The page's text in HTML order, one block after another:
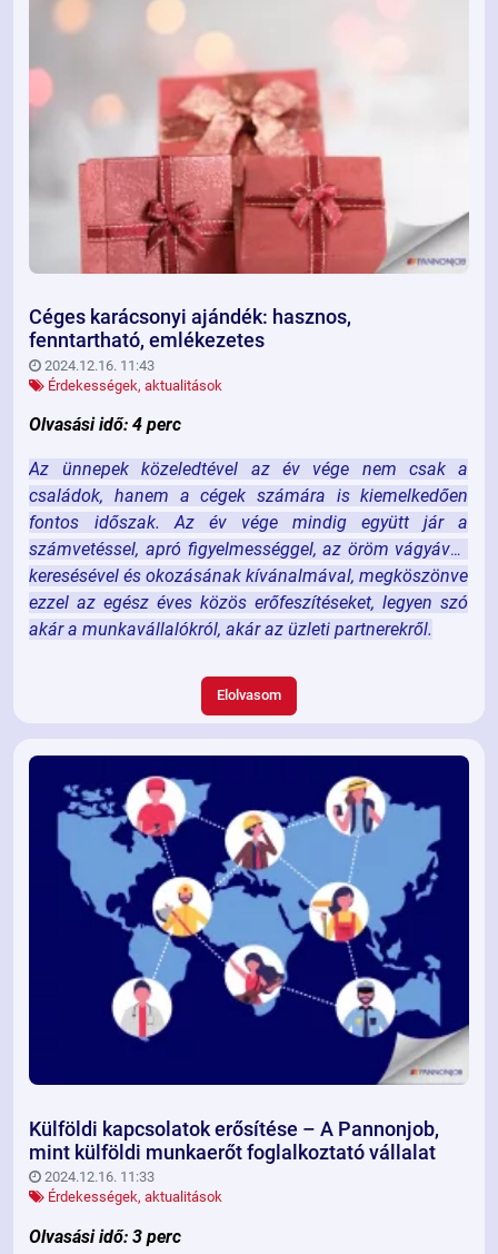
Céges karácsonyi ajándék: hasznos,
fenntartható, emlékezetes
2024.12.16. 11:43
Érdekességek, aktualitások
Olvasási idő: 4 perc
Az ünnepek közeledtével az év vége nem csak a
családok, hanem a cégek számára is kiemelkedően
fontos időszak. Az év vége mindig együtt jár a
számvetéssel, apró figyelmességgel, az öröm vágyával,
keresésével és okozásának kívánalmával, megköszönve
ezzel az egész éves közös erőfeszítéseket, legyen szó
akár a munkavállalókról, akár az üzleti partnerekről.
Elolvasom
Külföldi kapcsolatok erősítése – A Pannonjob,
mint külföldi munkaerőt foglalkoztató vállalat
2024.12.16. 11:33
Érdekességek, aktualitások
Olvasási idő: 3 perc